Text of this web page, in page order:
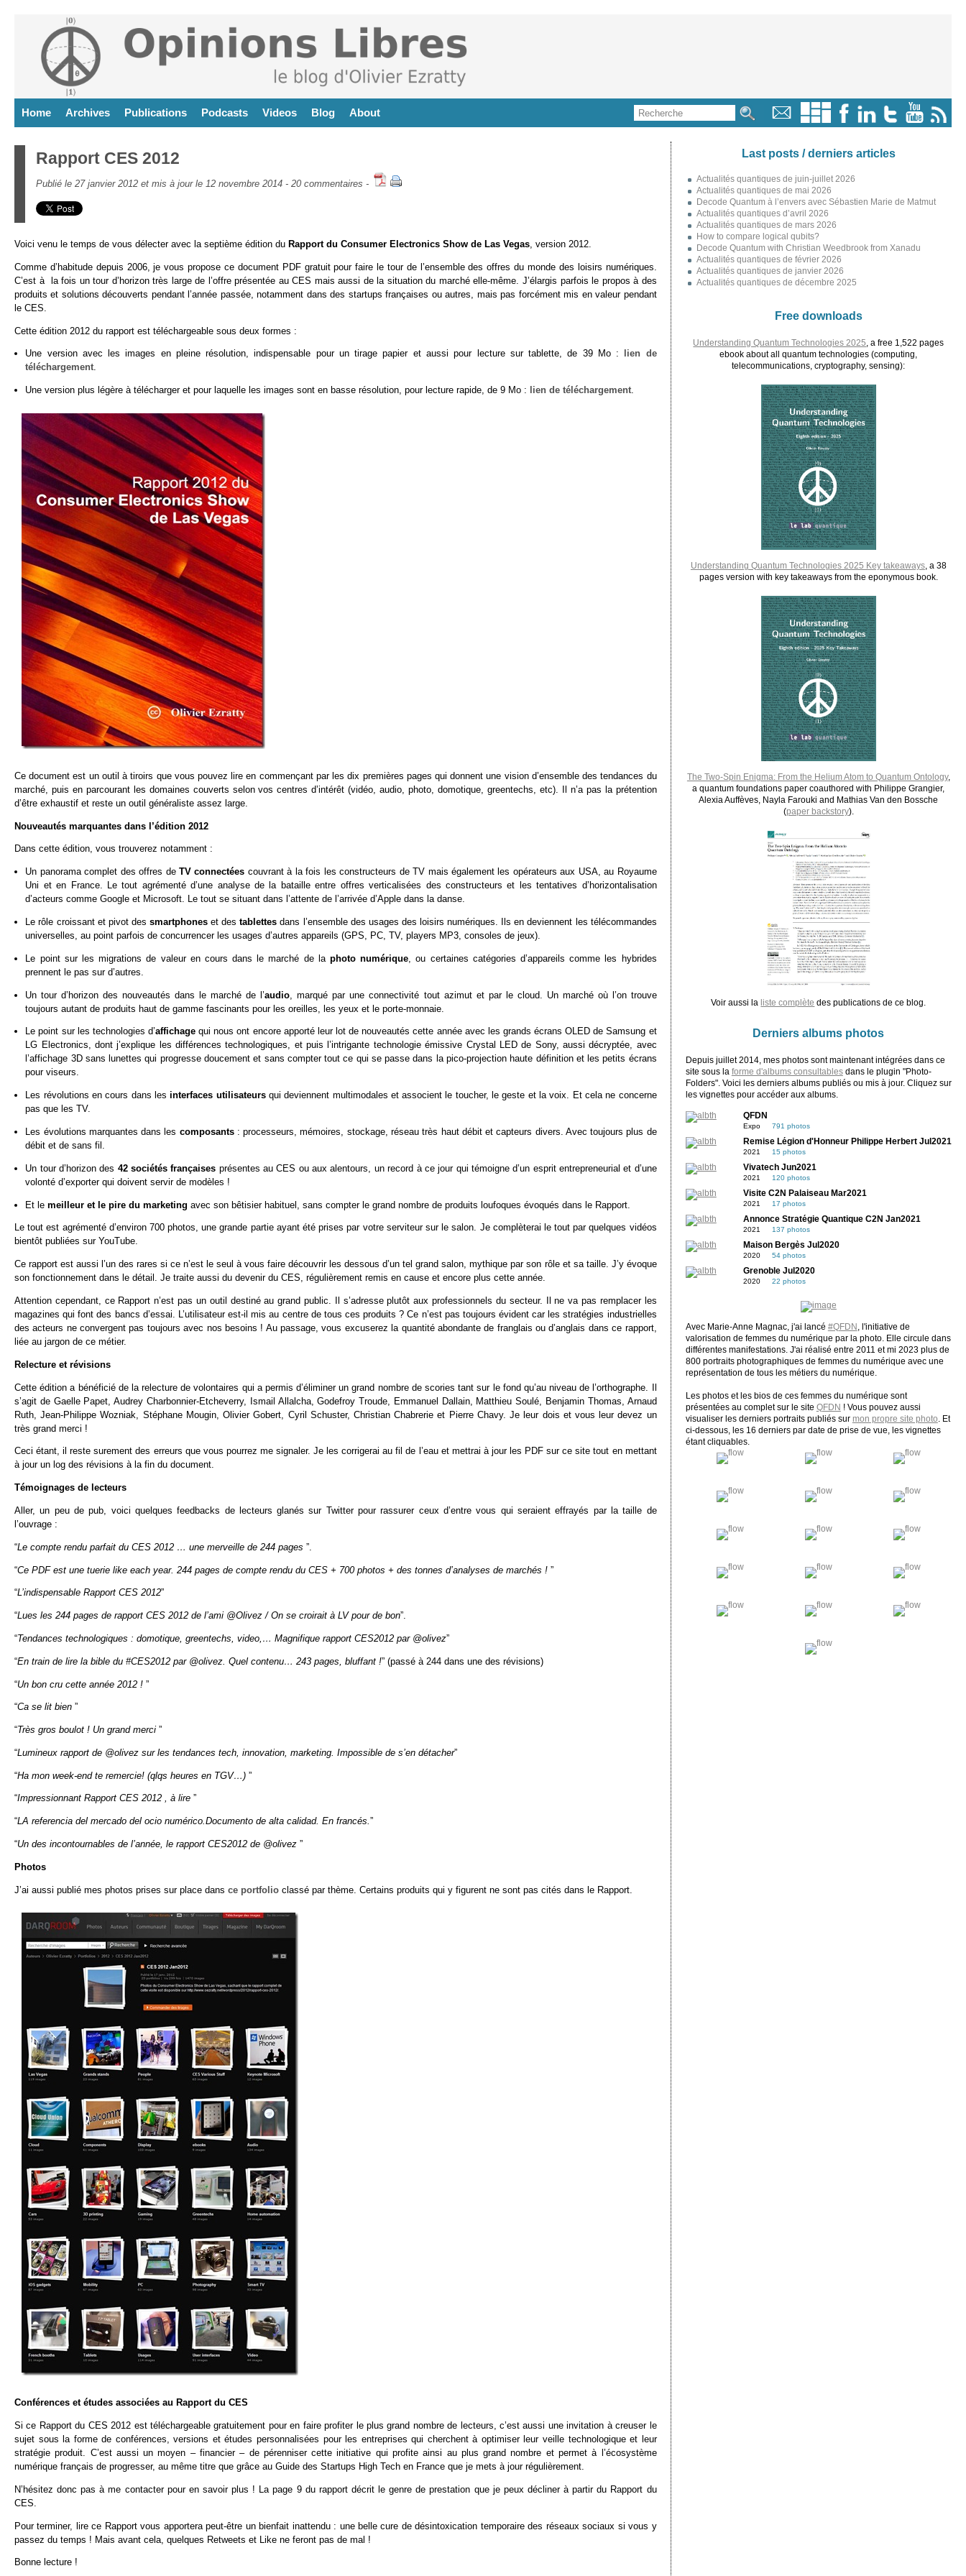
Home Archives Publications Podcasts Videos Blog About
Rapport CES 2012
Publié le 27 janvier 2012 et mis à jour le 12 novembre 2014 - 20 commentaires -
Voici venu le temps de vous délecter avec la septième édition du Rapport du Consumer Electronics Show de Las Vegas, version 2012.
Comme d’habitude depuis 2006, je vous propose ce document PDF gratuit pour faire le tour de l’ensemble des offres du monde des loisirs numériques.
C’est à la fois un tour d’horizon très large de l’offre présentée au CES mais aussi de la situation du marché elle-même. J’élargis parfois le propos à des
produits et solutions découverts pendant l’année passée, notamment dans des startups françaises ou autres, mais pas forcément mis en valeur pendant
le CES.
Cette édition 2012 du rapport est téléchargeable sous deux formes :
Une version avec les images en pleine résolution, indispensable pour un tirage papier et aussi pour lecture sur tablette, de 39 Mo :
lien de
téléchargement.
Une version plus légère à télécharger et pour laquelle les images sont en basse résolution, pour lecture rapide, de 9 Mo : lien de téléchargement.
Ce document est un outil à tiroirs que vous pouvez lire en commençant par les dix premières pages qui donnent une vision d’ensemble des tendances du
marché, puis en parcourant les domaines couverts selon vos centres d’intérêt (vidéo, audio, photo, domotique, greentechs, etc). Il n’a pas la prétention
d’être exhaustif et reste un outil généraliste assez large.
Nouveautés marquantes dans l’édition 2012
Dans cette édition, vous trouverez notamment :
Un panorama complet des offres deTV connectées couvrant à la fois les constructeurs de TV mais également les opérateurs aux USA, au Royaume
Uni et en France. Le tout agrémenté d’une analyse de la bataille entre offres verticalisées des constructeurs et les tentatives d’horizontalisation
d’acteurs comme Google et Microsoft. Le tout se situant dans l’attente de l’arrivée d’Apple dans la danse.
Le rôle croissant et pivot dessmartphoneset destablettesdans l’ensemble des usages des loisirs numériques. Ils en deviennent les télécommandes
universelles, au point parfois de concurrencer les usages d’autres appareils (GPS, PC, TV, players MP3, consoles de jeux).
Le point sur les migrations de valeur en cours dans le marché de laphoto numérique , ou certaines catégories d’appareils comme les hybrides
prennent le pas sur d’autres.
Un tour d’horizon des nouveautés dans le marché de l’audio , marqué par une connectivité tout azimut et par le cloud. Un marché où l’on trouve
toujours autant de produits haut de gamme fascinants pour les oreilles, les yeux et le porte-monnaie.
Le point sur les technologies d’affichagequi nous ont encore apporté leur lot de nouveautés cette année avec les grands écrans OLED de Samsung et
LG Electronics, dont j’explique les différences technologiques, et puis l’intrigante technologie émissive Crystal LED de Sony, aussi décryptée, avec
l’affichage 3D sans lunettes qui progresse doucement et sans compter tout ce qui se passe dans la pico-projection haute définition et les petits écrans
pour viseurs.
Les révolutions en cours dans lesinterfaces utilisateurs qui deviennent multimodales et associent le toucher, le geste et la voix. Et cela ne concerne
pas que les TV.
Les évolutions marquantes dans les composants : processeurs, mémoires, stockage, réseau très haut débit et capteurs divers. Avec toujours plus de
débit et de sans fil.
Un tour d’horizon des 42 sociétés françaises présentes au CES ou aux alentours, un record à ce jour qui témoigne d’un esprit entrepreneurial et d’une
volonté d’exporter qui doivent servir de modèles !
Et lemeilleur et le pire du marketingavec son bêtisier habituel, sans compter le grand nombre de produits loufoques évoqués dans le Rapport.
Le tout est agrémenté d’environ 700 photos, une grande partie ayant été prises par votre serviteur sur le salon. Je complèterai le tout par quelques vidéos
bientôt publiées sur YouTube.
Ce rapport est aussi l’un des rares si ce n’est le seul à vous faire découvrir les dessous d’un tel grand salon, mythique par son rôle et sa taille. J’y évoque
son fonctionnement dans le détail. Je traite aussi du devenir du CES, régulièrement remis en cause et encore plus cette année.
Attention cependant, ce Rapport n’est pas un outil destiné au grand public. Il s’adresse plutôt aux professionnels du secteur. Il ne va pas remplacer les
magazines qui font des bancs d’essai. L’utilisateur est-il mis au centre de tous ces produits ? Ce n’est pas toujours évident car les stratégies industrielles
des acteurs ne convergent pas toujours avec nos besoins ! Au passage, vous excuserez la quantité abondante de franglais ou d’anglais dans ce rapport,
liée au jargon de ce métier.
Relecture et révisions
Cette édition a bénéficié de la relecture de volontaires qui a permis d’éliminer un grand nombre de scories tant sur le fond qu’au niveau de l’orthographe. Il
s’agit de Gaelle Papet, Audrey Charbonnier-Etcheverry, Ismail Allalcha, Godefroy Troude, Emmanuel Dallain, Matthieu Soulé, Benjamin Thomas, Arnaud
Ruth, Jean-Philippe Wozniak, Stéphane Mougin, Olivier Gobert, Cyril Schuster, Christian Chabrerie et Pierre Chavy. Je leur dois et vous leur devez un
très grand merci !
Ceci étant, il reste surement des erreurs que vous pourrez me signaler. Je les corrigerai au fil de l’eau et mettrai à jour les PDF sur ce site tout en mettant
à jour un log des révisions à la fin du document.
Témoignages de lecteurs
Aller, un peu de pub, voici quelques feedbacks de lecteurs glanés sur Twitter pour rassurer ceux d’entre vous qui seraient effrayés par la taille de
l’ouvrage :
“Le compte rendu parfait du CES 2012 … une merveille de 244 pages ”.
“Ce PDF est une tuerie like each year. 244 pages de compte rendu du CES + 700 photos + des tonnes d’analyses de marchés ! ”
“L’indispensable Rapport CES 2012”
“Lues les 244 pages de rapport CES 2012 de l’ami @Olivez / On se croirait à LV pour de bon”.
“Tendances technologiques : domotique, greentechs, video,… Magnifique rapport CES2012 par @olivez”
“En train de lire la bible du #CES2012 par @olivez . Quel contenu… 243 pages, bluffant !” (passé à 244 dans une des révisions)
“Un bon cru cette année 2012 ! ”
“Ca se lit bien ”
“Très gros boulot ! Un grand merci ”
“Lumineux rapport de @olivez sur les tendances tech, innovation, marketing. Impossible de s’en détacher”
“Ha mon week-end te remercie! (qlqs heures en TGV…) ”
“Impressionnant Rapport CES 2012 , à lire ”
“LA referencia del mercado del ocio numérico.Documento de alta calidad. En francés.”
“Un des incontournables de l’année, le rapport CES2012 de @olivez ”
Photos
J’ai aussi publié mes photos prises sur place dans ce portfolio classé par thème. Certains produits qui y figurent ne sont pas cités dans le Rapport.
Conférences et études associées au Rapport du CES
Si ce Rapport du CES 2012 est téléchargeable gratuitement pour en faire profiter le plus grand nombre de lecteurs, c’est aussi une invitation à creuser le
sujet sous la forme de conférences, versions et études personnalisées pour les entreprises qui cherchent à optimiser leur veille technologique et leur
stratégie produit. C’est aussi un moyen – financier – de pérenniser cette initiative qui profite ainsi au plus grand nombre et permet à l’écosystème
numérique français de progresser, au même titre que grâce au Guide des Startups High Tech en France que je mets à jour régulièrement.
N’hésitez donc pas à me contacter pour en savoir plus ! La page 9 du rapport décrit le genre de prestation que je peux décliner à partir du Rapport du
CES.
Pour terminer, lire ce Rapport vous apportera peut-être un bienfait inattendu : une belle cure de désintoxication temporaire des réseaux sociaux si vous y
passez du temps ! Mais avant cela, quelques Retweets et Like ne feront pas de mal !
Bonne lecture !
Last posts / derniers articles
Actualités quantiques de juin-juillet 2026
Actualités quantiques de mai 2026
Decode Quantum à l’envers avec Sébastien Marie de Matmut
Actualités quantiques d’avril 2026
Actualités quantiques de mars 2026
How to compare logical qubits?
Decode Quantum with Christian Weedbrook from Xanadu
Actualités quantiques de février 2026
Actualités quantiques de janvier 2026
Actualités quantiques de décembre 2025
Free downloads
Understanding Quantum Technologies 2025 , a free 1,522 pages
ebook about all quantum technologies (computing,
telecommunications, cryptography, sensing):
Understanding Quantum Technologies 2025 Key takeaways, a 38
pages version with key takeaways from the eponymous book.
The Two-Spin Enigma: From the Helium Atom to Quantum Ontology,
a quantum foundations paper coauthored with Philippe Grangier,
Alexia Auffèves, Nayla Farouki and Mathias Van den Bossche
(paper backstory).
Voir aussi la liste complète des publications de ce blog.
Derniers albums photos
Depuis juillet 2014, mes photos sont maintenant intégrées dans ce
site sous la forme d'albums consultablesdans le plugin "Photo-
Folders". Voici les derniers albums publiés ou mis à jour. Cliquez sur
les vignettes pour accéder aux albums.
QFDN
Expo 791 photos
Remise Légion d'Honneur Philippe Herbert Jul2021
2021 15 photos
Vivatech Jun2021
2021 120 photos
Visite C2N Palaiseau Mar2021
2021 17 photos
Annonce Stratégie Quantique C2N Jan2021
2021 137 photos
Maison Bergès Jul2020
2020 54 photos
Grenoble Jul2020
2020 22 photos
Avec Marie-Anne Magnac, j'ai lancé #QFDN
, l'initiative de
valorisation de femmes du numérique par la photo. Elle circule dans
différentes manifestations. J'ai réalisé entre 2011 et mi 2023 plus de
800 portraits photographiques de femmes du numérique avec une
représentation de tous les métiers du numérique.
Les photos et les bios de ces femmes du numérique sont
présentées au complet sur le site QFDN ! Vous pouvez aussi
visualiser les derniers portraits publiés sur mon propre site photo . Et
ci-dessous, les 16 derniers par date de prise de vue, les vignettes
étant cliquables.